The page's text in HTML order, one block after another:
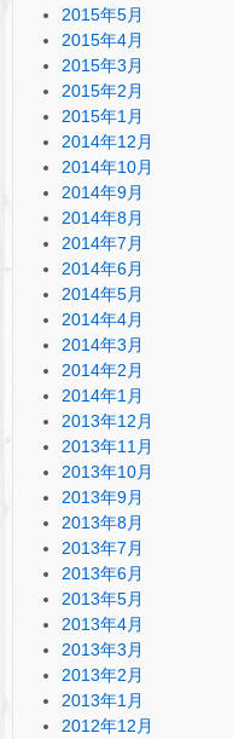
2015年5月
2015年4月
2015年3月
2015年2月
2015年1月
2014年12月
2014年10月
2014年9月
2014年8月
2014年7月
2014年6月
2014年5月
2014年4月
2014年3月
2014年2月
2014年1月
2013年12月
2013年11月
2013年10月
2013年9月
2013年8月
2013年7月
2013年6月
2013年5月
2013年4月
2013年3月
2013年2月
2013年1月
2012年12月